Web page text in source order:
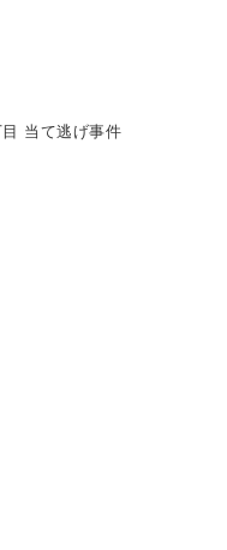
当て逃げ事件